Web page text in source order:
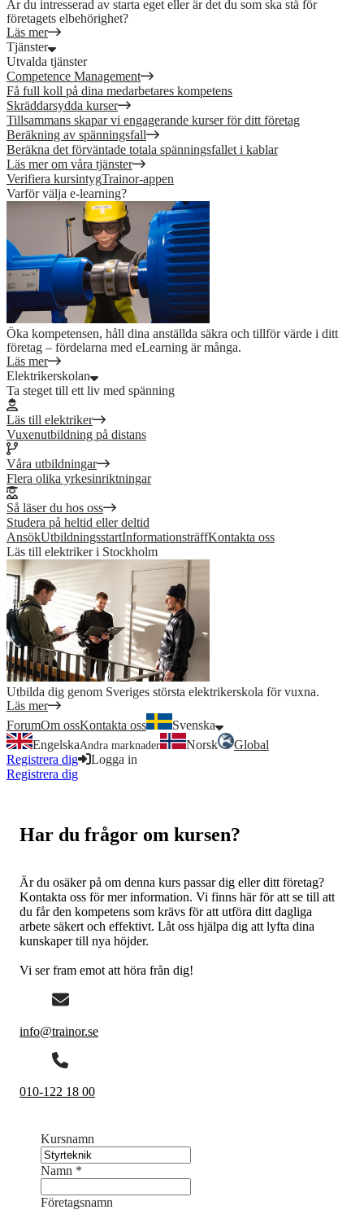
Är du intresserad av starta eget eller är det du som ska stå för
företagets elbehörighet?
Läs mer
Tjänster
Utvalda tjänster
Competence Management
Få full koll på dina medarbetares kompetens
Skräddarsydda kurser
Tillsammans skapar vi engagerande kurser för ditt företag
Beräkning av spänningsfall
Beräkna det förväntade totala spänningsfallet i kablar
Läs mer om våra tjänster
Verifiera kursintygTrainor-appen
Varför välja e-learning?
Öka kompetensen, håll dina anställda säkra och tillför värde i ditt
företag – fördelarna med eLearning är många.
Läs mer
Elektrikerskolan
Ta steget till ett liv med spänning
Läs till elektriker
Vuxenutbildning på distans
Våra utbildningar
Flera olika yrkesinriktningar
Så läser du hos oss
Studera på heltid eller deltid
AnsökUtbildningsstartInformationsträffKontakta oss
Läs till elektriker i Stockholm
Utbilda dig genom Sveriges största elektrikerskola för vuxna.
Läs mer
ForumOm ossKontakta oss
Svenska
EngelskaAndra marknader Norsk
Global
Registrera dig
Logga in
Registrera dig
Har du frågor om kursen?
Är du osäker på om denna kurs passar dig eller ditt företag?
Kontakta oss för mer information. Vi finns här för att se till att
du får den kompetens som krävs för att utföra ditt dagliga
arbete säkert och effektivt. Låt oss hjälpa dig att lyfta dina
kunskaper till nya höjder.
Vi ser fram emot att höra från dig!
info@trainor.se
010-122 18 00
Kursnamn
Namn *
Företagsnamn